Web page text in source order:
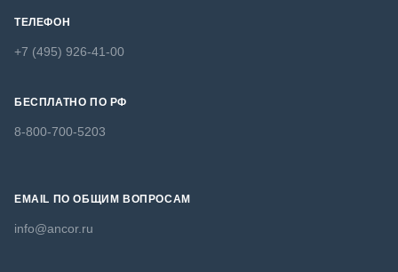
ТЕЛЕФОН
+7 (495) 926-41-00
БЕСПЛАТНО ПО РФ
8-800-700-5203
EMAIL ПО ОБЩИМ ВОПРОСАМ
info@ancor.ru